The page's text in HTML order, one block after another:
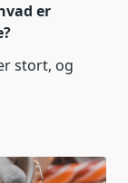
er
stort, og